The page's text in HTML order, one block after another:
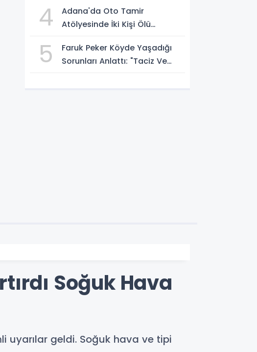
Feshedilmeden Düzenleme
Yürürlüğe Girmeyecek
4
Adana'da Oto Tamir
Atölyesinde İki Kişi Ölü
Egzoz Gazı Zehirlenmesi
5
Faruk Peker Köyde Yaşadığı
Sorunları Anlattı: "Taciz Ve
Soğuk Hava
uyarılar geldi. Soğuk hava ve tipi